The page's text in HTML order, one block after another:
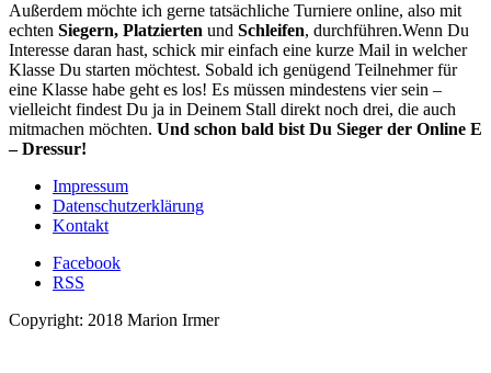
Außerdem möchte ich gerne tatsächliche Turniere online, also mit
echten Siegern, Platzierten und Schleifen, durchführen.Wenn Du
Interesse daran hast, schick mir einfach eine kurze Mail in welcher
Klasse Du starten möchtest. Sobald ich genügend Teilnehmer für
eine Klasse habe geht es los! Es müssen mindestens vier sein –
vielleicht findest Du ja in Deinem Stall direkt noch drei, die auch
mitmachen möchten. Und schon bald bist Du Sieger der Online E
– Dressur!
Impressum
Datenschutzerklärung
Kontakt
Facebook
RSS
Copyright: 2018 Marion Irmer